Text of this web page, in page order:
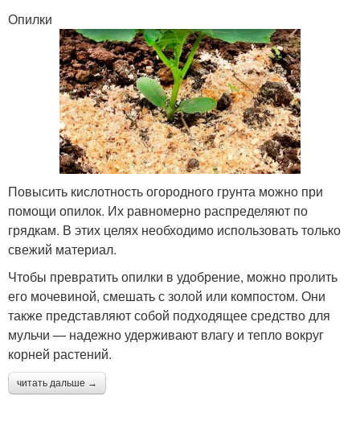
Опилки
Повысить кислотность огородного грунта можно при
помощи опилок. Их равномерно распределяют по
грядкам. В этих целях необходимо использовать только
свежий материал.
Чтобы превратить опилки в удобрение, можно пролить
его мочевиной, смешать с золой или компостом. Они
также представляют собой подходящее средство для
мульчи — надежно удерживают влагу и тепло вокруг
корней растений.
читать дальше →